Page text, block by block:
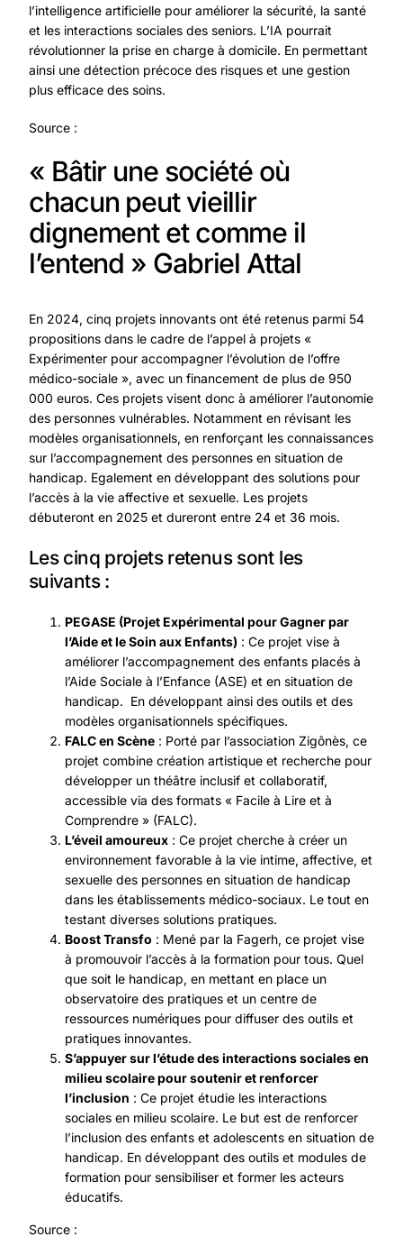
l’intelligence artificielle pour améliorer la sécurité, la santé
et les interactions sociales des seniors. L’IA pourrait
révolutionner la prise en charge à domicile. En permettant
ainsi une détection précoce des risques et une gestion
plus efficace des soins.
Source :
« Bâtir une société où
chacun peut vieillir
dignement et comme il
l’entend » Gabriel Attal
En 2024, cinq projets innovants ont été retenus parmi 54
propositions dans le cadre de l’appel à projets «
Expérimenter pour accompagner l’évolution de l’offre
médico-sociale », avec un financement de plus de 950
000 euros. Ces projets visent donc à améliorer l’autonomie
des personnes vulnérables. Notamment en révisant les
modèles organisationnels, en renforçant les connaissances
sur l’accompagnement des personnes en situation de
handicap. Egalement en développant des solutions pour
l’accès à la vie affective et sexuelle. Les projets
débuteront en 2025 et dureront entre 24 et 36 mois.
Les cinq projets retenus sont les
suivants :
PEGASE (Projet Expérimental pour Gagner par
l’Aide et le Soin aux Enfants) : Ce projet vise à
améliorer l’accompagnement des enfants placés à
l’Aide Sociale à l’Enfance (ASE) et en situation de
handicap. En développant ainsi des outils et des
modèles organisationnels spécifiques.
FALC en Scène: Porté par l’association Zigônès, ce
projet combine création artistique et recherche pour
développer un théâtre inclusif et collaboratif,
accessible via des formats « Facile à Lire et à
Comprendre » (FALC).
L’éveil amoureux: Ce projet cherche à créer un
environnement favorable à la vie intime, affective, et
sexuelle des personnes en situation de handicap
dans les établissements médico-sociaux. Le tout en
testant diverses solutions pratiques.
Boost Transfo : Mené par la Fagerh, ce projet vise
à promouvoir l’accès à la formation pour tous. Quel
que soit le handicap, en mettant en place un
observatoire des pratiques et un centre de
ressources numériques pour diffuser des outils et
pratiques innovantes.
S’appuyer sur l’étude des interactions sociales en
milieu scolaire pour soutenir et renforcer
l’inclusion : Ce projet étudie les interactions
sociales en milieu scolaire. Le but est de renforcer
l’inclusion des enfants et adolescents en situation de
handicap. En développant des outils et modules de
formation pour sensibiliser et former les acteurs
éducatifs.
Source :